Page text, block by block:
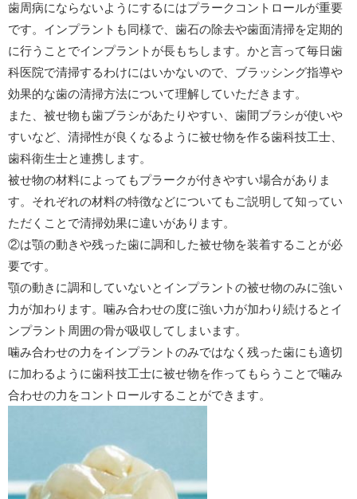
歯周病にならないようにするにはプラークコントロールが重要
です。インプラントも同様で、歯石の除去や歯面清掃を定期的
に行うことでインプラントが長もちします。かと言って毎日歯
科医院で清掃するわけにはいかないので、ブラッシング指導や
効果的な歯の清掃方法について理解していただきます。
また、被せ物も歯ブラシがあたりやすい、歯間ブラシが使いや
すいなど、清掃性が良くなるように被せ物を作る歯科技工士、
歯科衛生士と連携します。
被せ物の材料によってもプラークが付きやすい場合がありま
す。それぞれの材料の特徴などについてもご説明して知ってい
ただくことで清掃効果に違いがあります。
②は顎の動きや残った歯に調和した被せ物を装着することが必
要です。
顎の動きに調和していないとインプラントの被せ物のみに強い
力が加わります。噛み合わせの度に強い力が加わり続けるとイ
ンプラント周囲の骨が吸収してしまいます。
噛み合わせの力をインプラントのみではなく残った歯にも適切
に加わるように歯科技工士に被せ物を作ってもらうことで噛み
合わせの力をコントロールすることができます。